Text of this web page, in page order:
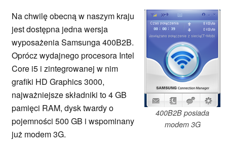
400B2B posiada
modem 3G
Na chwilę obecną w naszym kraju
jest dostępna jedna wersja
wyposażenia Samsunga 400B2B.
Oprócz wydajnego procesora Intel
Core i5 i zintegrowanej w nim
grafiki HD Graphics 3000,
najważniejsze składniki to 4 GB
pamięci RAM, dysk twardy o
pojemności 500 GB i wspominany
już modem 3G.